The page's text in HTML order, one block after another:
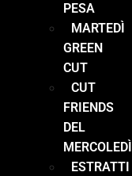
PESA
MARTEDÌ
GREEN
CUT
CUT
FRIENDS
DEL
MERCOLEDÌ
ESTRATTI